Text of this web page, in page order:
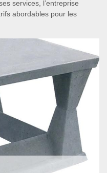
services, l’entreprise
abordables pour les